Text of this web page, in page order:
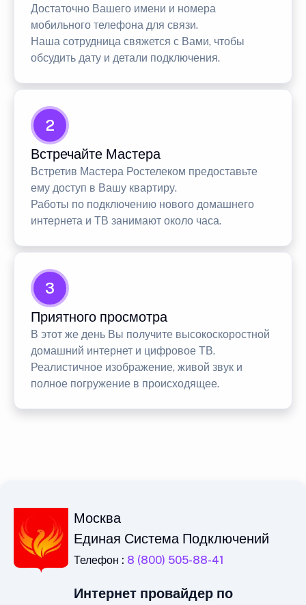
Достаточно Вашего имени и номера
мобильного телефона для связи.
Наша сотрудница свяжется с Вами, чтобы
обсудить дату и детали подключения.
2
Встречайте Мастера
Встретив Мастера Ростелеком предоставьте
ему доступ в Вашу квартиру.
Работы по подключению нового домашнего
интернета и ТВ занимают около часа.
3
Приятного просмотра
В этот же день Вы получите высокоскоростной
домашний интернет и цифровое ТВ.
Реалистичное изображение, живой звук и
полное погружение в происходящее.
Москва
Единая Система Подключений
Телефон : 8 (800) 505-88-41
Интернет провайдер по